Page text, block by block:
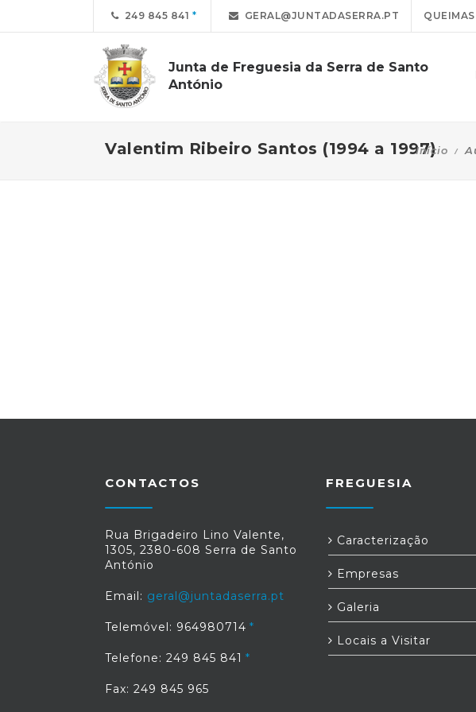
249 845 841 GERAL@JUNTADASERRA.PT
Junta de Freguesia da Serra de Santo
António
Valentim Ribeiro Santos (1994 a 1997)
Início
CONTACTOS
Rua Brigadeiro Lino Valente,
1305, 2380-608 Serra de Santo
António
Email: geral@juntadaserra.pt
Telemóvel: 964980714
Telefone: 249 845 841
Fax: 249 845 965
FREGUESIA
Caracterização
Empresas
Galeria
Locais a Visitar